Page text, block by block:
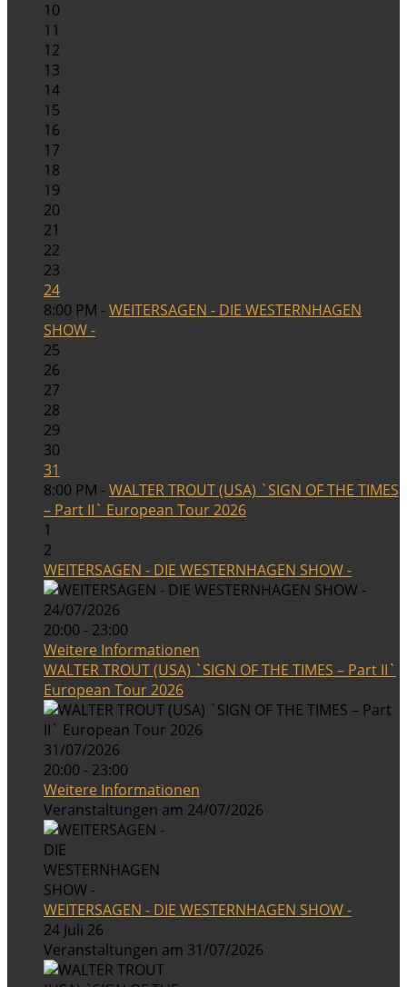
10
11
12
13
14
15
16
17
18
19
20
21
22
23
24
8:00 PM -WEITERSAGEN - DIE WESTERNHAGEN
SHOW -
25
26
27
28
29
30
31
8:00 PM -WALTER TROUT (USA) `SIGN OF THE TIMES
– Part II` European Tour 2026
1
2
WEITERSAGEN - DIE WESTERNHAGEN SHOW -
24/07/2026
20:00 - 23:00
Weitere Informationen
WALTER TROUT (USA) `SIGN OF THE TIMES – Part II`
European Tour 2026
31/07/2026
20:00 - 23:00
Weitere Informationen
Veranstaltungen am 24/07/2026
WEITERSAGEN - DIE WESTERNHAGEN SHOW -
24 Juli 26
Veranstaltungen am 31/07/2026